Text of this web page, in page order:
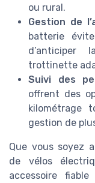
ou rural.
Gestion de
batterie
d’anticiper
trottinette
Suivi des
offrent des
kilométrage
gestion de
Que vous soyez
de vélos
accessoire